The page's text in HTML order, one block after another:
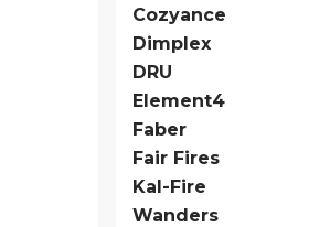
Cozyance
Dimplex
DRU
Element4
Faber
Fair Fires
Kal-Fire
Wanders